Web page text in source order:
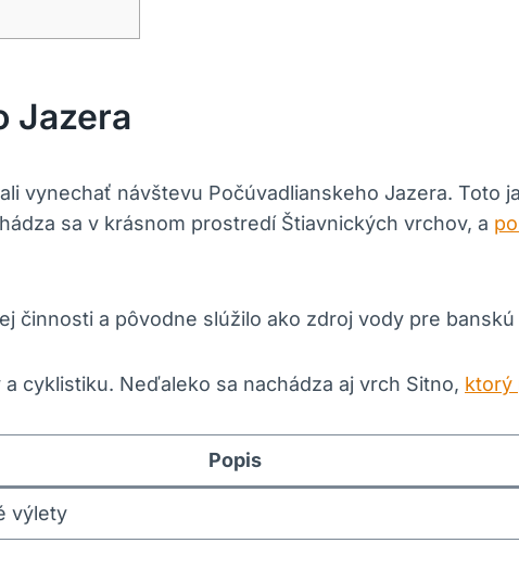
Jazera
vynechať návštevu Počúvadlianskeho Jazera. Toto
sa v krásnom prostredí Štiavnických vrchov, a
činnosti a pôvodne slúžilo ako zdroj vody pre
cyklistiku. Neďaleko sa nachádza aj vrch Sitno, ktorý
Popis
výlety